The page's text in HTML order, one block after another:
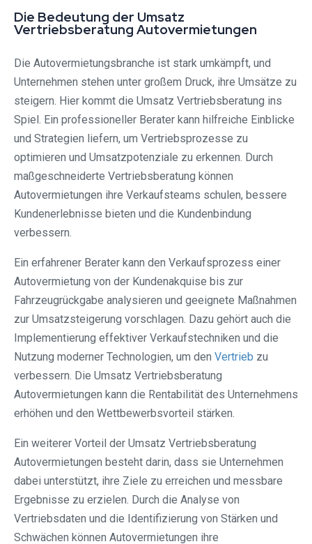
Die Bedeutung der Umsatz
Vertriebsberatung Autovermietungen
Die Autovermietungsbranche ist stark umkämpft, und
Unternehmen stehen unter großem Druck, ihre Umsätze zu
steigern. Hier kommt die Umsatz Vertriebsberatung ins
Spiel. Ein professioneller Berater kann hilfreiche Einblicke
und Strategien liefern, um Vertriebsprozesse zu
optimieren und Umsatzpotenziale zu erkennen. Durch
maßgeschneiderte Vertriebsberatung können
Autovermietungen ihre Verkaufsteams schulen, bessere
Kundenerlebnisse bieten und die Kundenbindung
verbessern.
Ein erfahrener Berater kann den Verkaufsprozess einer
Autovermietung von der Kundenakquise bis zur
Fahrzeugrückgabe analysieren und geeignete Maßnahmen
zur Umsatzsteigerung vorschlagen. Dazu gehört auch die
Implementierung effektiver Verkaufstechniken und die
Nutzung moderner Technologien, um den Vertrieb zu
verbessern. Die Umsatz Vertriebsberatung
Autovermietungen kann die Rentabilität des Unternehmens
erhöhen und den Wettbewerbsvorteil stärken.
Ein weiterer Vorteil der Umsatz Vertriebsberatung
Autovermietungen besteht darin, dass sie Unternehmen
dabei unterstützt, ihre Ziele zu erreichen und messbare
Ergebnisse zu erzielen. Durch die Analyse von
Vertriebsdaten und die Identifizierung von Stärken und
Schwächen können Autovermietungen ihre